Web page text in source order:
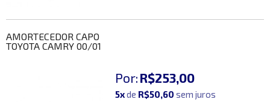
AMORTECEDOR CAPO
TOYOTA CAMRY 00/01
Por: R$253,00
5xde R$50,60 sem juros